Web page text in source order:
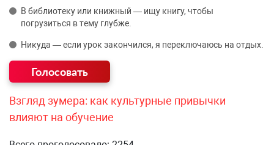
В библиотеку или книжный — ищу книгу, чтобы
погрузиться в тему глубже.
Никуда — если урок закончился, я переключаюсь на отдых.
Взгляд зумера: как культурные привычки
влияют на обучение